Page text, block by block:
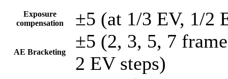
Exposure
compensation
±5 (at 1/3 EV, 1/2
AE Bracketing
±5 (2, 3, 5, 7
2 EV steps)